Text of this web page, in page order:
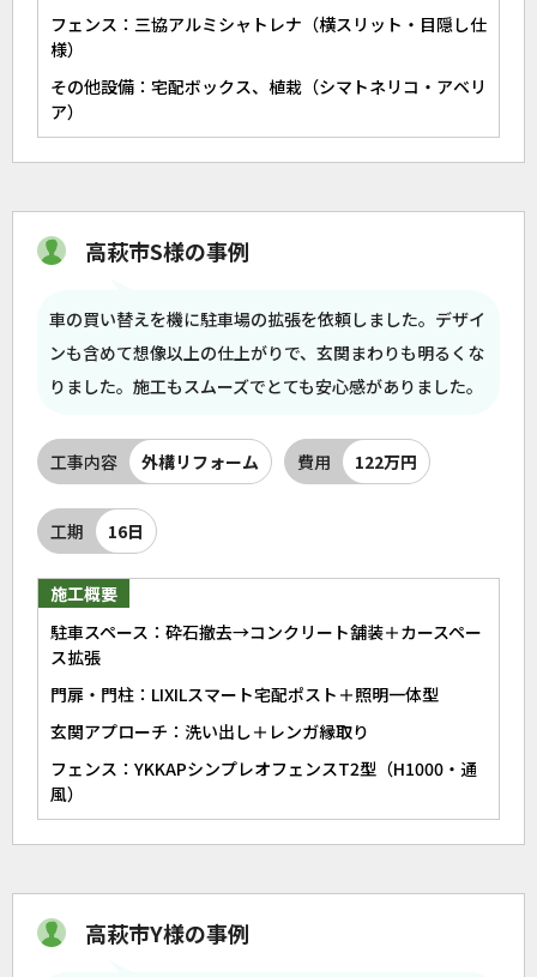
フェンス：三協アルミシャトレナ（横スリット・目隠し仕
様）
その他設備：宅配ボックス、植栽（シマトネリコ・アベリ
ア）
高萩市S様の事例
車の買い替えを機に駐車場の拡張を依頼しました。デザイ
ンも含めて想像以上の仕上がりで、玄関まわりも明るくな
りました。施工もスムーズでとても安心感がありました。
工事内容 外構リフォーム 費用 122万円
工期 16日
施工概要
駐車スペース：砕石撤去→コンクリート舗装＋カースペー
ス拡張
門扉・門柱：LIXILスマート宅配ポスト＋照明一体型
玄関アプローチ：洗い出し＋レンガ縁取り
フェンス：YKKAPシンプレオフェンスT2型（H1000・通
風）
高萩市Y様の事例